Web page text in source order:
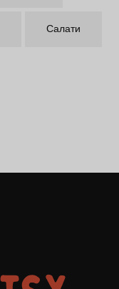
Салати